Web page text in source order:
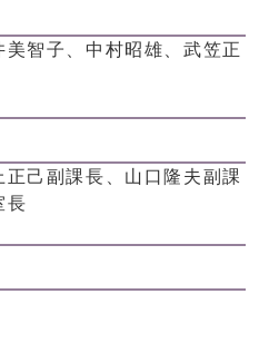
智子、中村昭雄、武笠正
己副課長、山口隆夫副課
長